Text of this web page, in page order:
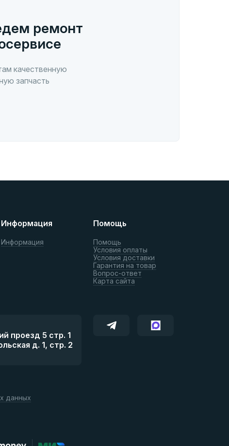
ремонт
качественную
запчасть
Информация
Информация
Помощь
Помощь
Условия оплаты
Условия доставки
Гарантия на товар
Вопрос-ответ
Карта сайта
проезд 5 стр. 1
д. 1, стр. 2
данных